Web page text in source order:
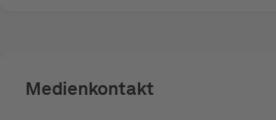
Medienkontakt